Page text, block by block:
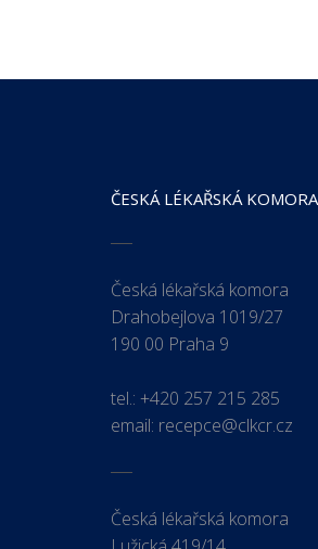
ČESKÁ LÉKAŘSKÁ KOMORA
Česká lékařská komora
Drahobejlova 1019/27
190 00 Praha 9
tel.: +420 257 215 285
email: recepce@clkcr.cz
Česká lékařská komora